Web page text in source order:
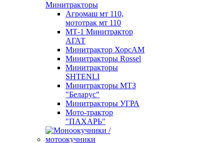
Минитракторы
Агромаш мт 110,
мототрак мт 110
МТ-1 Минитрактор
АГАТ
Минитрактор ХорсАМ
Минитракторы Rossel
Минитракторы
SHTENLI
Минитракторы МТЗ
"Беларус"
Минитракторы УГРА
Мото-трактор
"ПАХАРЬ"